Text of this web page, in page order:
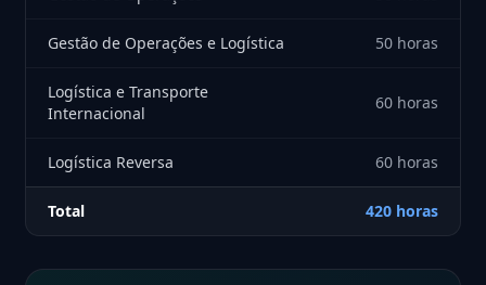
Gestão de Operações e Logística 50 horas
Logística e Transporte
Internacional
60 horas
Logística Reversa 60 horas
Total 420 horas